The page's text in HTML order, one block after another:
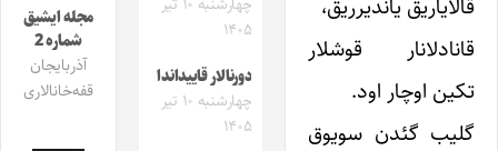
قانادلانار قوشلار
تکین اوچار اود.
گلیب گئدن سویوق
۱۴۰۵
دورنالار قاییداندا
چهارشنبه ۱۰ تیر
۱۴۰۵
مجله ایشیق
شماره 2
آذربایجان
قفه‌خانالاری